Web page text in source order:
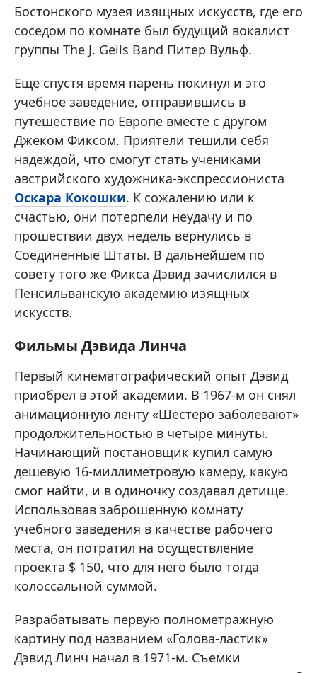
Бостонского музея изящных искусств, где его
соседом по комнате был будущий вокалист
группы The J. Geils Band Питер Вульф.
Еще спустя время парень покинул и это
учебное заведение, отправившись в
путешествие по Европе вместе с другом
Джеком Фиксом. Приятели тешили себя
надеждой, что смогут стать учениками
австрийского художника-экспрессиониста
Оскара Кокошки. К сожалению или к
счастью, они потерпели неудачу и по
прошествии двух недель вернулись в
Соединенные Штаты. В дальнейшем по
совету того же Фикса Дэвид зачислился в
Пенсильванскую академию изящных
искусств.
Фильмы Дэвида Линча
Первый кинематографический опыт Дэвид
приобрел в этой академии. В 1967-м он снял
анимационную ленту «Шестеро заболевают»
продолжительностью в четыре минуты.
Начинающий постановщик купил самую
дешевую 16-миллиметровую камеру, какую
смог найти, и в одиночку создавал детище.
Использовав заброшенную комнату
учебного заведения в качестве рабочего
места, он потратил на осуществление
проекта $ 150, что для него было тогда
колоссальной суммой.
Разрабатывать первую полнометражную
картину под названием «Голова-ластик»
Дэвид Линч начал в 1971-м. Съемки